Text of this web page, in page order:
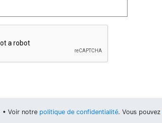
• Voir notre politique de confidentialité. Vous pouvez